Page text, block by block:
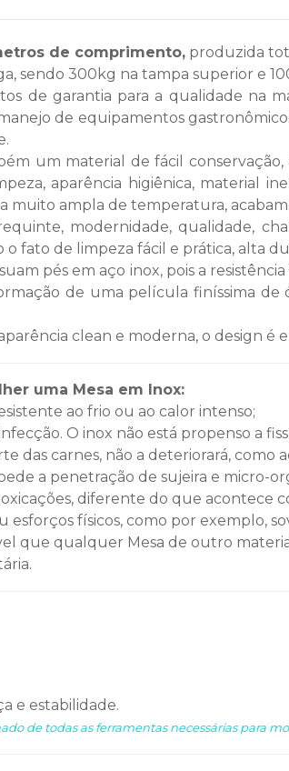
de comprimento, produzida
sendo 300kg na tampa superior e
de garantia para a qualidade na
de equipamentos
um material de fácil
aparência higiênica, material
muito ampla de temperatura,
modernidade, qualidade,
fato de limpeza fácil e prática, alta
pés em aço inox, pois a
de uma película finíssima
clean e moderna, o design é
uma Mesa em Inox:
ao frio ou ao calor intenso;
O inox não está propenso a
das carnes, não a deteriorará, como
a penetração de sujeira e micro-
diferente do que acontece
esforços físicos, como por exemplo,
que qualquer Mesa de outro
e estabilidade.
de todas as ferramentas necessárias para